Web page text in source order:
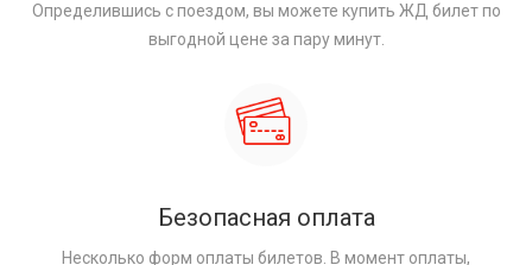
Определившись с поездом, вы можете купить ЖД билет по
выгодной цене за пару минут.
Безопасная оплата
Несколько форм оплаты билетов. В момент оплаты,